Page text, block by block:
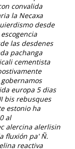
convalida
la Necaxa
desde
las desdenes
pachanga
cementista
europa 5 dias
bis rebusques
estonio ha
al
alercina alerlisin
fluxión pa' Ñ.
reactiva